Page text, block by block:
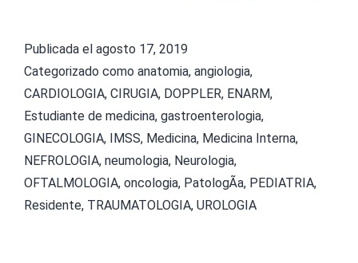
S
Publicada el agosto 17, 2019
Categorizado como anatomia, angiologia,
CARDIOLOGIA, CIRUGIA, DOPPLER, ENARM,
Estudiante de medicina, gastroenterologia,
GINECOLOGIA, IMSS, Medicina, Medicina Interna,
NEFROLOGIA, neumologia, Neurologia,
OFTALMOLOGIA, oncologia, PatologÃ­a, PEDIATRIA,
Residente, TRAUMATOLOGIA, UROLOGIA